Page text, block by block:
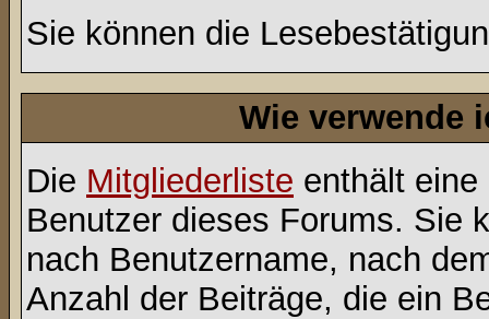
Sie können die
Wie verwende
Die Mitgliederliste enthält
Benutzer dieses Forums. Sie
nach Benutzername, nach
Anzahl der Beiträge, die ein